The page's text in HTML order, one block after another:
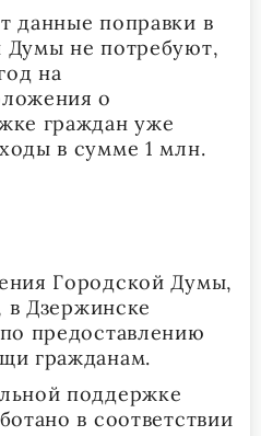
данные поправки в
не потребуют,
на
о
граждан уже
в сумме 1 млн.
Городской Думы,
в Дзержинске
предоставлению
гражданам.
поддержке
в соответствии